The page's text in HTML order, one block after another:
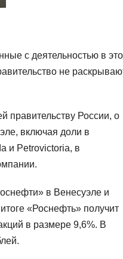
с деятельностью в
не
правительству России, о
включая доли в
и Petrovictoria, в
в Венесуэле и
«Роснефть» получит
в размере 9,6%. В